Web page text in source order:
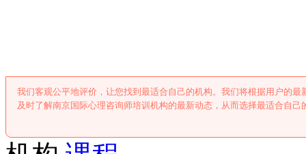
我们客观公平地评价，让您找到最适合自己的机构。我们将根据用户的
及时了解南京国际心理咨询师培训机构的最新动态，从而选择最适合自